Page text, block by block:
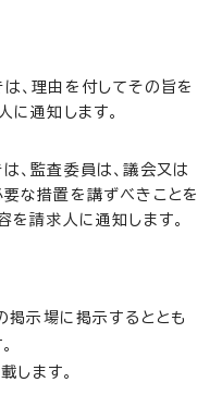
、理由を付してその旨を
に通知します。
、監査委員は、議会又は
な措置を講ずべきことを
を請求人に通知します。
掲示場に掲示するととも
します。